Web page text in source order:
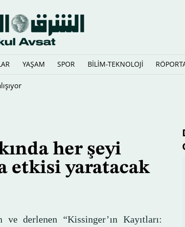
YAŞAM SPOR BİLİM-TEKNOLOJİ
Komutanı olarak atadı
her şeyi
etkisi yaratacak
derlenen “Kissinger’ın Kayıtları: